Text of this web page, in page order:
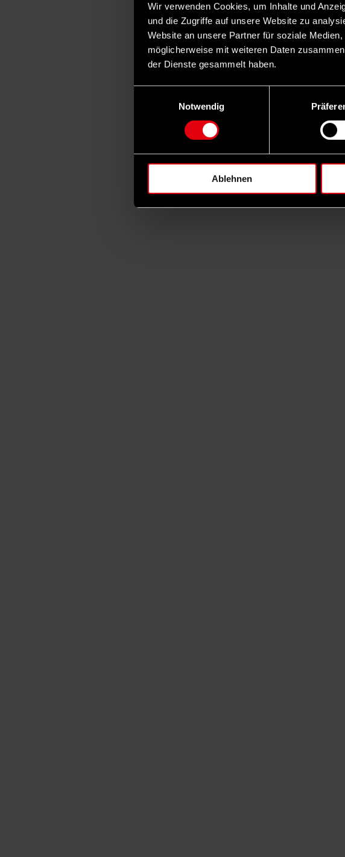
Wir verwenden Cookies, um Inhalte und
und die Zugriffe auf unsere Website zu
Website an unsere Partner für soziale
möglicherweise mit weiteren Daten
der Dienste gesammelt haben.
Notwendig
Ablehnen